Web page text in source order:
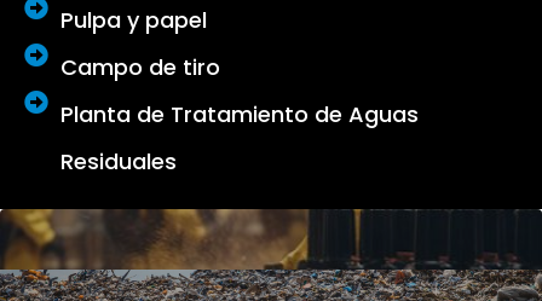
Pulpa y papel
Campo de tiro
Planta de Tratamiento de Aguas
Residuales